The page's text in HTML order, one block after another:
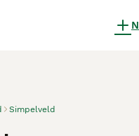
Simpelveld